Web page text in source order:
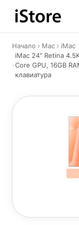
Към
Начало Mac
iMac
iMac 24" Retina
Core GPU, 16GB
клавиатура